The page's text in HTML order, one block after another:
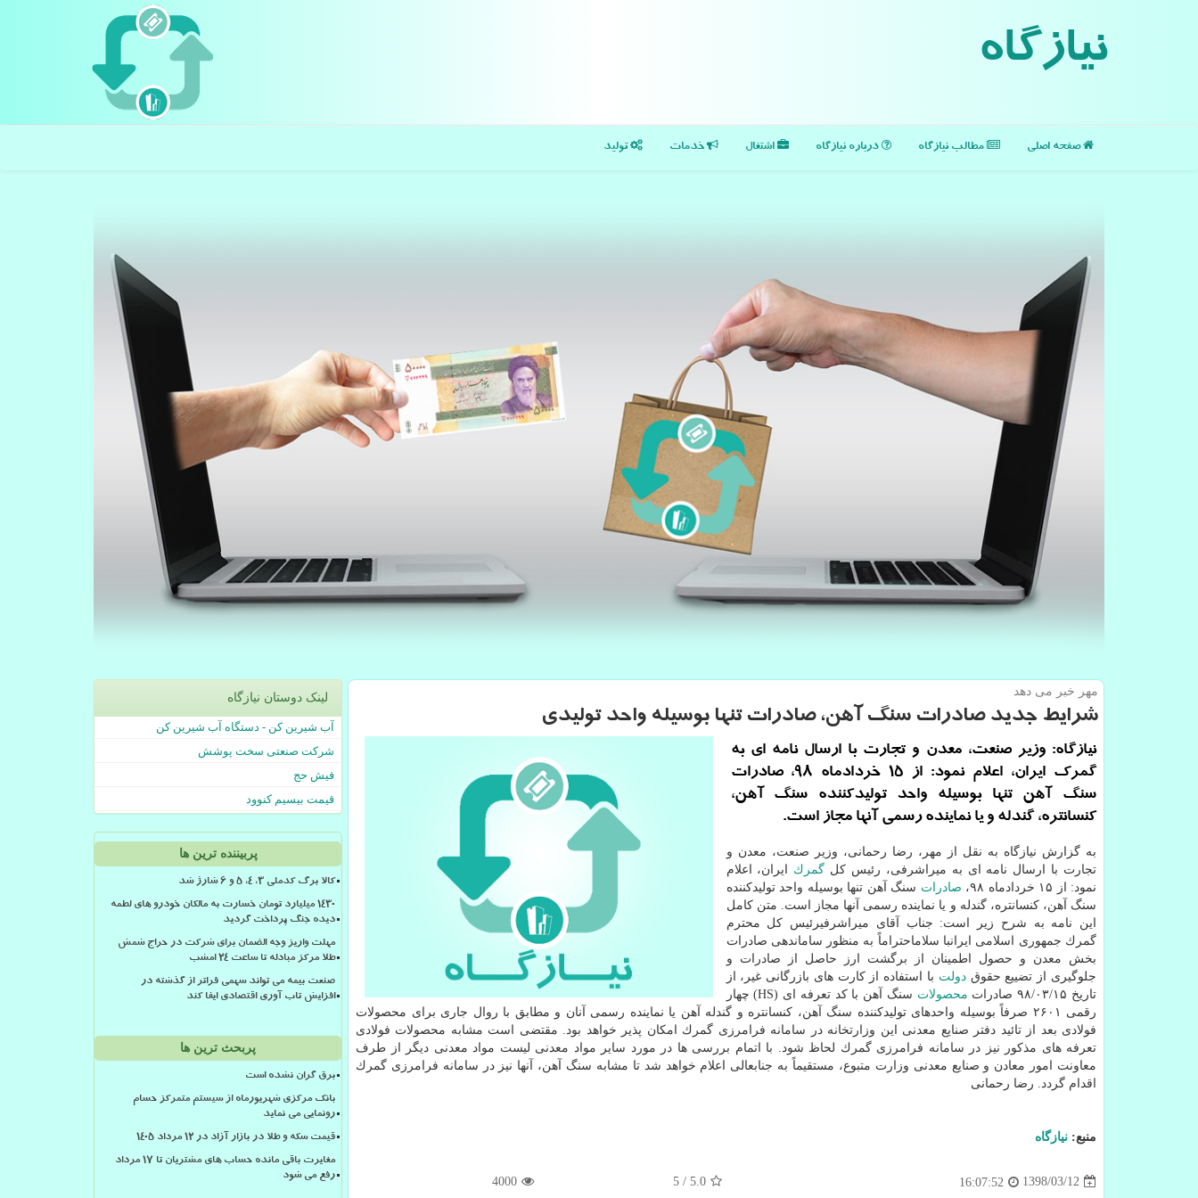
نیازگاه
صفحه اصلی مطالب نیازگاه درباره نیازگاه اشتغال خدمات تولید
مهر خبر می دهد
شرایط جدید صادرات سنگ آهن، صادرات تنها بوسیله واحد تولیدی
نیازگاه: وزیر صنعت، معدن و تجارت با ارسال نامه ای به
گمرك ایران، اعلام نمود: از 15 خردادماه 98، صادرات
سنگ آهن تنها بوسیله واحد تولیدكننده سنگ آهن،
كنسانتره، گندله و یا نماینده رسمی آنها مجاز است.
به گزارش نیازگاه به نقل از مهر، رضا رحمانی، وزیر صنعت، معدن و
تجارت با ارسال نامه ای به میراشرفی، رئیس كل گمرك ایران، اعلام
نمود: از ۱۵ خردادماه ۹۸،
صادرات سنگ آهن تنها بوسیله واحد تولیدكننده
سنگ آهن، كنسانتره، گندله و یا نماینده رسمی آنها مجاز است. متن كامل
این نامه به شرح زیر است: جناب آقای میراشرفیرئیس كل محترم
گمرك جمهوری اسلامی ایرانبا سلاماحتراماً به منظور ساماندهی صادرات
بخش معدن و حصول اطمینان از برگشت ارز حاصل از صادرات و
جلوگیری از تضییع حقوقدولت با استفاده از كارت های بازرگانی غیر، از
تاریخ ۱۵/‏۰۳/‏۹۸‬ صادرات
محصولات
سنگ آهن با كد تعرفه ای (HS) چهار
رقمی ۲۶۰۱ صرفاً بوسیله واحدهای تولیدكننده سنگ آهن، كنسانتره و گندله آهن یا نماینده رسمی آنان و مطابق با روال جاری برای محصولات
فولادی بعد از تائید دفتر صنایع معدنی این وزارتخانه در سامانه فرامرزی گمرك امكان پذیر خواهد بود. مقتضی است مشابه محصولات فولادی
تعرفه های مذكور نیز در سامانه فرامرزی گمرك لحاظ شود. با اتمام بررسی ها در مورد سایر مواد معدنی لیست مواد معدنی دیگر از طرف
معاونت امور معادن و صنایع معدنی وزارت متبوع، مستقیماً به جنابعالی اعلام خواهد شد تا مشابه سنگ آهن، آنها نیز در سامانه فرامرزی گمرك
اقدام گردد. رضا رحمانی
منبع: نیازگاه
1398/03/12
16:07:52
5.0
/
5
4000
لینک دوستان نیازگاه
آب شیرین کن - دستگاه آب شیرین کن
شرکت صنعتی سخت پوشش
فیش حج
قیمت بیسیم کنوود
پربیننده ترین ها
کالا برگ کدملی 3، 4، 5 و 6 شارژ شد
۱۴۳۰ میلیارد تومان خسارت به مالکان خودرو های لطمه
دیده جنگ پرداخت گردید
مهلت واریز وجه الضمان برای شرکت در حراج شمش
طلا مرکز مبادله تا ساعت ۲۴ امشب
صنعت بیمه می تواند سهمی فراتر از گذشته در
افزایش تاب آوری اقتصادی ایفا کند
پربحث ترین ها
برق گران نشده است
بانک مرکزی شهریورماه از سیستم متمرکز حسام
رونمایی می نماید
قیمت سکه و طلا در بازار آزاد در ۱۲ مرداد ۱۴۰۵
مغایرت باقی مانده حساب های مشتریان تا 17 مرداد
رفع می شود